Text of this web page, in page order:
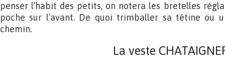
penser l’habit des petits, on notera les bretelles
poche sur l’avant. De quoi trimballer sa tétine ou
chemin.
La veste